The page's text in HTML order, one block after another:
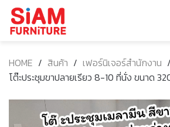
HOME / สินค้า / เฟอร์นิเจอร์สำนักงาน /
โต๊ะประชุมขาปลายเรียว 8-10 ที่นั่ง ขนาด